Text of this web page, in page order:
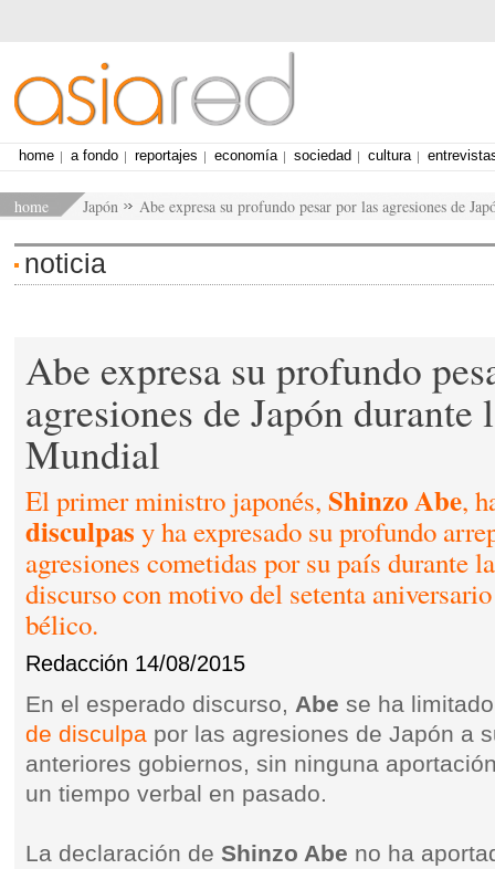
home Japón Abe expresa su profundo pesar por las agresiones de
home a fondo reportajes economía sociedad cultura
noticia
Abe expresa su profundo
agresiones de Japón
Mundial
El primer ministro japonés,Shinzo Abe,
disculpas y ha expresado su profundo
agresiones cometidas por su país durante
discurso con motivo del setenta
bélico.
Redacción 14/08/2015
En el esperado discurso,Abe se ha
de disculpa por las agresiones de Japón a
anteriores gobiernos, sin ninguna
un tiempo verbal en pasado.
La declaración deShinzo Abe no ha